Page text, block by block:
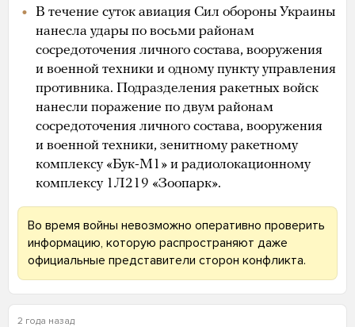
В течение суток авиация Сил обороны Украины
нанесла удары по восьми районам
сосредоточения личного состава, вооружения
и военной техники и одному пункту управления
противника. Подразделения ракетных войск
нанесли поражение по двум районам
сосредоточения личного состава, вооружения
и военной техники, зенитному ракетному
комплексу «Бук-М1» и радиолокационному
комплексу 1Л219 «Зоопарк».
Во время войны невозможно оперативно проверить
информацию, которую распространяют даже
официальные представители сторон конфликта.
2 года назад